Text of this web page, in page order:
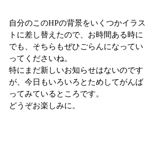
自分のこのHPの背景をいくつかイラス
トに差し替えたので、お時間ある時に
でも、そちらもぜひごらんになってい
ってくださいね。
特にまだ新しいお知らせはないのです
が、今日もいろいろとためしてがんば
ってみているところです。
どうぞお楽しみに。